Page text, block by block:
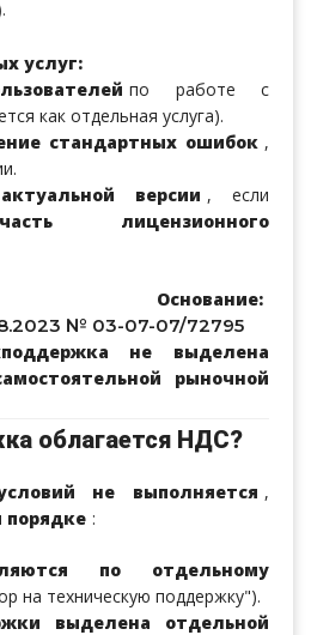
услуг:
по работе с
как отдельная услуга).
стандартных ошибок ,
версии , если
лицензионного
Основание:
№ 03-07-07/72795
не выделена
рыночной
облагается НДС?
не выполняется ,
порядке :
по отдельному
на техническую поддержку").
выделена отдельной